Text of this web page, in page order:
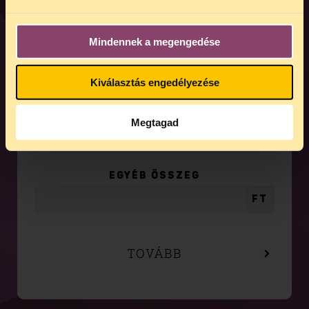
Mindennek a megengedése
Kiválasztás engedélyezése
Megtagad
02
5 000Ft
20 000Ft
EGYÉB ÖSSZEG
FT
TOVÁBB